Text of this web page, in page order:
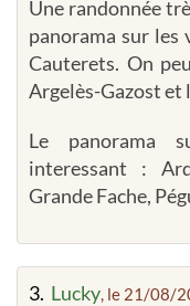
Une randonnée
panorama sur les
Cauterets. On
Argelès-Gazost et
Le panorama
interessant :
Grande Fache,
3. Lucky, le 21/08/